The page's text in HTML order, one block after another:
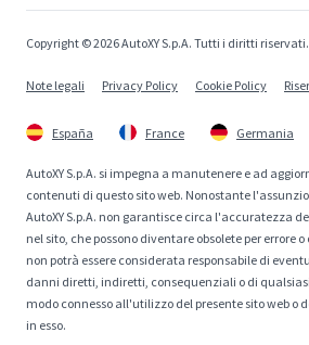
Copyright © 2026 AutoXY S.p.A. Tutti i diritti riservati.
Note legali Privacy Policy Cookie Policy
España France Germania
AutoXY S.p.A. si impegna a manutenere e ad
contenuti di questo sito web. Nonostante
AutoXY S.p.A. non garantisce circa l'accuratezza
nel sito, che possono diventare obsolete per errore o
non potrà essere considerata responsabile di
danni diretti, indiretti, consequenziali o di
modo connesso all'utilizzo del presente sito web
in esso.